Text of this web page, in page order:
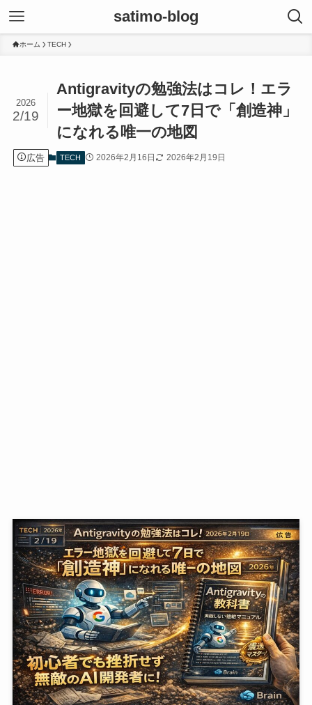
satimo-blog
ホーム TECH
Antigravityの勉強法はコレ！エラ
ー地獄を回避して7日で「創造神」
になれる唯一の地図
2026
2/19
広告 TECH 2026年2月16日 2026年2月19日